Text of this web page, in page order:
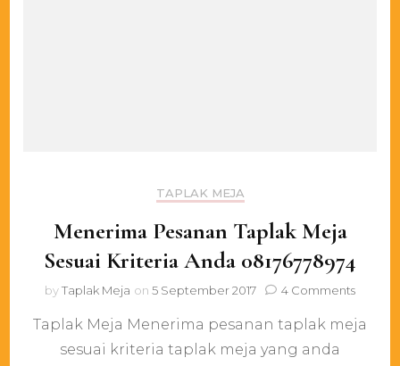
TAPLAK MEJA
Menerima Pesanan Taplak Meja
Sesuai Kriteria Anda 08176778974
byTaplak Meja on 5 September 2017 4 Commentson
Taplak Meja Menerima pesanan taplak meja
sesuai kriteria taplak meja yang anda